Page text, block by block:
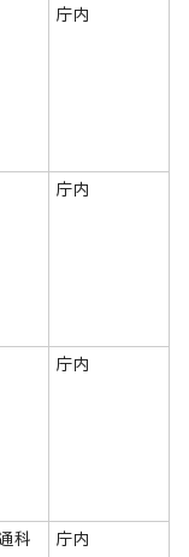
庁内
庁内
庁内
科
庁内